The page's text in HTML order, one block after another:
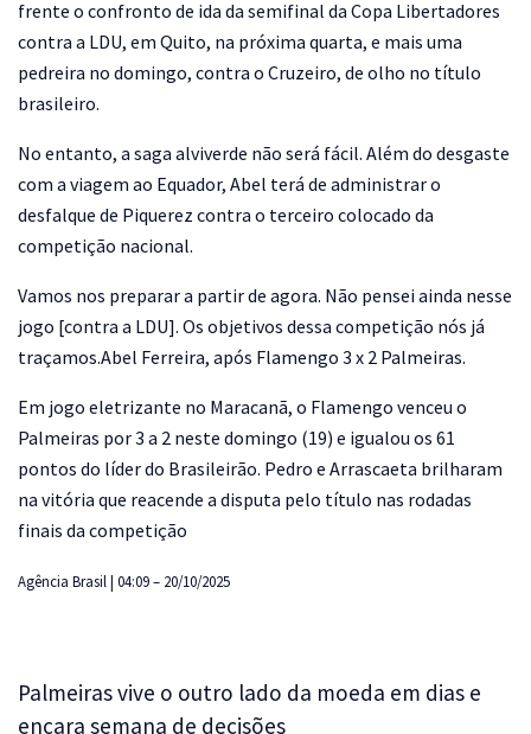
frente o confronto de ida da semifinal da Copa Libertadores
contra a LDU, em Quito, na próxima quarta, e mais uma
pedreira no domingo, contra o Cruzeiro, de olho no título
brasileiro.
No entanto, a saga alviverde não será fácil. Além do desgaste
com a viagem ao Equador, Abel terá de administrar o
desfalque de Piquerez contra o terceiro colocado da
competição nacional.
Vamos nos preparar a partir de agora. Não pensei ainda nesse
jogo [contra a LDU]. Os objetivos dessa competição nós já
traçamos.Abel Ferreira, após Flamengo 3 x 2 Palmeiras.
Em jogo eletrizante no Maracanã, o Flamengo venceu o
Palmeiras por 3 a 2 neste domingo (19) e igualou os 61
pontos do líder do Brasileirão. Pedro e Arrascaeta brilharam
na vitória que reacende a disputa pelo título nas rodadas
finais da competição
Agência Brasil | 04:09 – 20/10/2025
Palmeiras vive o outro lado da moeda em dias e
encara semana de decisões